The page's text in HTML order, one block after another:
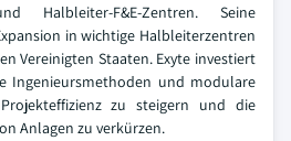
Halbleiter-F&E-Zentren. Seine
in wichtige Halbleiterzentren
Vereinigten Staaten. Exyte investiert
Ingenieursmethoden und modulare
zu steigern und die
Anlagen zu verkürzen.